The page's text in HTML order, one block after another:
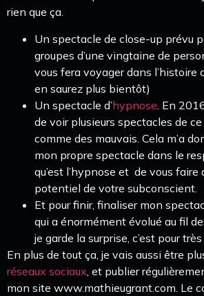
rien que ça.
Un spectacle de close-up prévu
groupes d’une vingtaine de
vous fera voyager dans l’histoire
en saurez plus bientôt)
Un spectacle d’hypnose . En
de voir plusieurs spectacles de
comme des mauvais. Cela m’a
mon propre spectacle dans le
qu’est l’hypnose et de vous faire
potentiel de votre subconscient.
Et pour finir, finaliser mon
qui a énormément évolué au fil
je garde la surprise, c’est pour
En plus de tout ça, je vais aussi être
réseaux sociaux , et publier
mon site www.mathieugrant.com. Le